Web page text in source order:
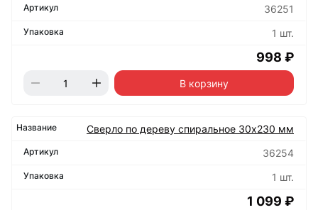
36251
1 шт.
998 ₽
В корзину
Сверло по дереву спиральное 30х230 мм
36254
1 шт.
1 099 ₽